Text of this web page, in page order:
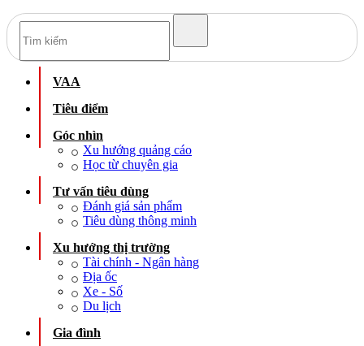
VAA
Tiêu điểm
Góc nhìn
Xu hướng quảng cáo
Học từ chuyên gia
Tư vấn tiêu dùng
Đánh giá sản phẩm
Tiêu dùng thông minh
Xu hướng thị trường
Tài chính - Ngân hàng
Địa ốc
Xe - Số
Du lịch
Gia đình